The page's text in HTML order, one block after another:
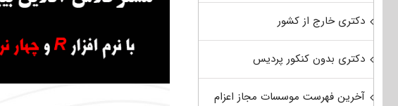
دکتری خارج از کشور
دکتری بدون کنکور پردیس
آخرین فهرست موسسات مجاز اعزام